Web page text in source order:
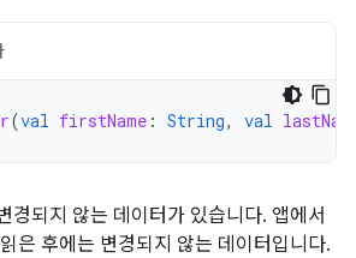
(val firstName : String, val
경되지 않는 데이터가 있습니다. 앱에서
은 후에는 변경되지 않는 데이터입니다.